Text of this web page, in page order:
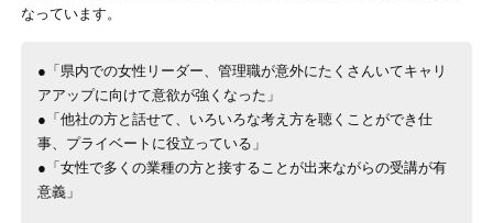
なっています。
●「県内での女性リーダー、管理職が意外にたくさんいてキャリ
アアップに向けて意欲が強くなった」
●「他社の方と話せて、いろいろな考え方を聴くことができ仕
事、プライベートに役立っている」
●「女性で多くの業種の方と接することが出来ながらの受講が有
意義」